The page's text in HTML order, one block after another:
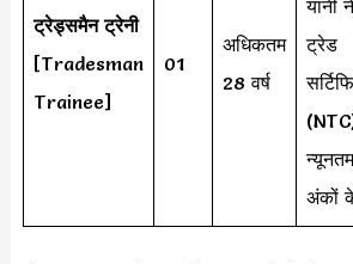
ट्रेड्समैन ट्रेनी
[Tradesman
Trainee]
01
अधिकतम
28 वर्ष
यानी
ट्रेड
अंकों